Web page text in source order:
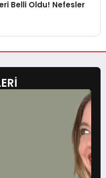
Belli Oldu! Nefesler